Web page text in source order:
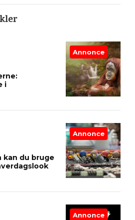
i
Annonce
kan du bruge
Annonce
Annonce